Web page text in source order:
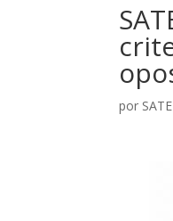
por